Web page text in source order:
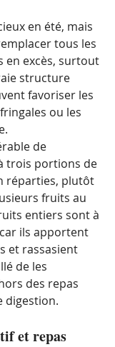
en été, mais
tous les
en excès, surtout
structure
favoriser les
ou les
de
trois portions de
réparties, plutôt
fruits au
entiers sont à
ils apportent
et rassasient
de les
des repas
digestion.
et repas